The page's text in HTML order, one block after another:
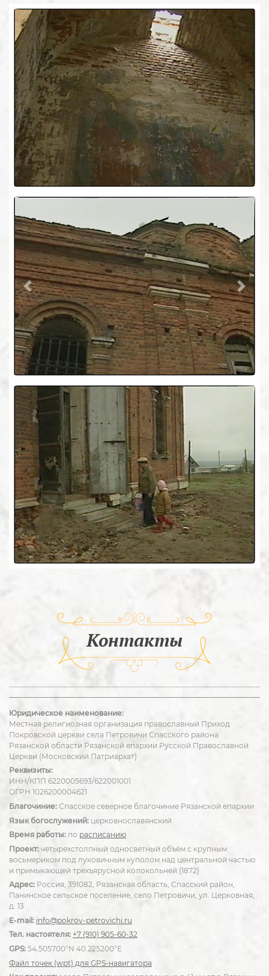
Previous Next
Контакты
Юридическое наименование:
Местная религиозная организация православный Приход
Покровской церкви села Петровичи Спасского района
Рязанской области Рязанской епархии Русской Православной
Церкви (Московский Патриархат)
Реквизиты:
ИНН/КПП 6220005693/622001001
ОГРН 1026200004621
Благочиние: Спасское северное благочиние Рязанской епархии
Язык богослужений: церковнославянский
Время работы: по расписанию
Проект: четырехстолпный односветный объём с крупным
восьмериком под луковичным куполом над центральной частью
и примыкающей трехъярусной колокольней (1872)
Адрес: Россия, 391082, Рязанская область, Спасский район,
Панинское сельское поселение, село Петровичи, ул. Церковная,
д. 13
E-mail: info@pokrov-petrovichi.ru
Тел. настоятеля: +7 (910) 905-60-32
GPS: 54.505700°N 40.225200°E
Файл точек (wpt) для GPS-навигатора